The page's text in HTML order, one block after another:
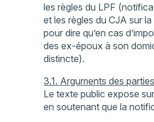
les règles du LPF
et les règles du CJA sur
pour dire qu’en cas
des ex-époux à son
distincte).
3.1. Arguments des parties
Le texte public expose
en soutenant que la